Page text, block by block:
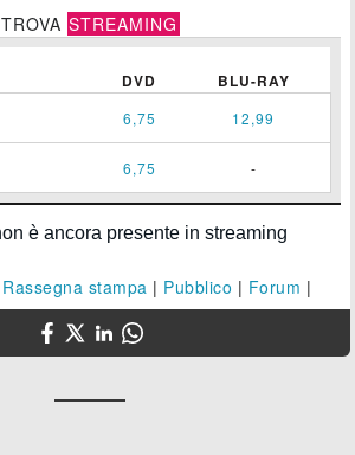
TROVA STREAMING
DVD BLU-RAY
6,75 12,99
6,75 -
Rassegna stampa | Pubblico | Forum |